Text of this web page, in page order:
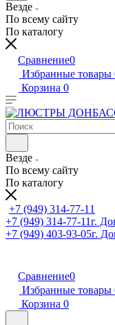
Везде
По всему сайту
По каталогу
Сравнение0
Избранные товары
Корзина 0
Везде
По всему сайту
По каталогу
+7 (949) 314-77-11
+7 (949) 314-77-11г.
+7 (949) 403-93-05г.
Сравнение0
Избранные товары
Корзина 0